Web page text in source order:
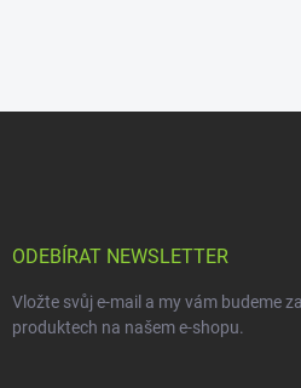
ODEBÍRAT NEWSLETTER
Vložte svůj e-mail a my vám budeme
produktech na našem e-shopu.